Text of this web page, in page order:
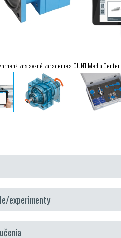
zostavené zariadenie a GUNT Media
projektovGUNTDigiSkills aGUNT
rozšírenou realitou
inštruktážne materiály na
experimenty
planétového prevodu s
a prezentácia montážneho procesu s